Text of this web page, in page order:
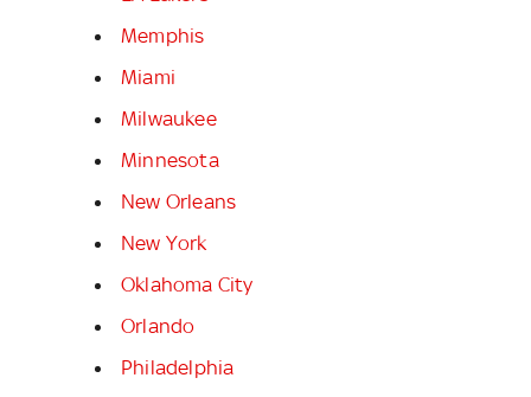
Memphis
Miami
Milwaukee
Minnesota
New Orleans
New York
Oklahoma City
Orlando
Philadelphia